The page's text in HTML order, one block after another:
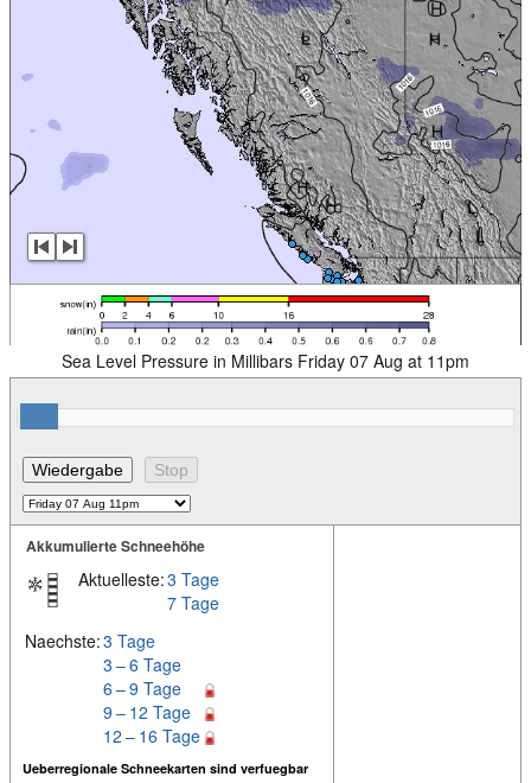
Sea Level Pressure in Millibars Friday 07 Aug at 11pm
Akkumulierte Schneehöhe
Aktuelleste:3 Tage
7 Tage
Naechste:3 Tage
3 – 6 Tage
6 – 9 Tage
9 – 12 Tage
12 – 16 Tage
Ueberregionale Schneekarten sind verfuegbar